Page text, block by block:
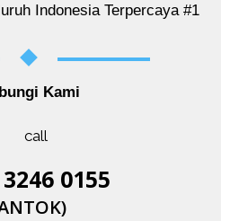
Indonesia Terpercaya #1
Kami
0155​